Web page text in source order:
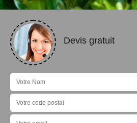
Devis gratuit